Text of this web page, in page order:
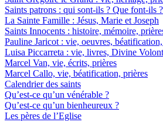
Saints patrons : qui sont-ils ? Que font-ils ?
La Sainte Famille : Jésus, Marie et Joseph
Saints Innocents : histoire, mémoire,
Pauline Jaricot : vie, oeuvres,
Luisa Piccarreta : vie, livres, Divine
Marcel Van, vie, écrits, prières
Marcel Callo, vie, béatification, prières
Calendrier des saints
Qu’est-ce qu’un vénérable ?
Qu’est-ce qu’un bienheureux ?
Les pères de l’Eglise